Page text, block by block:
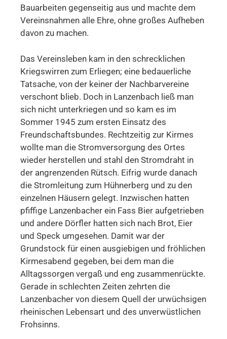
Bauarbeiten gegenseitig aus und machte dem
Vereinsnahmen alle Ehre, ohne großes Aufheben
davon zu machen.
Das Vereinsleben kam in den schrecklichen
Kriegswirren zum Erliegen; eine bedauerliche
Tatsache, von der keiner der Nachbarvereine
verschont blieb. Doch in Lanzenbach ließ man
sich nicht unterkriegen und so kam es im
Sommer 1945 zum ersten Einsatz des
Freundschaftsbundes. Rechtzeitig zur Kirmes
wollte man die Stromversorgung des Ortes
wieder herstellen und stahl den Stromdraht in
der angrenzenden Rütsch. Eifrig wurde danach
die Stromleitung zum Hühnerberg und zu den
einzelnen Häusern gelegt. Inzwischen hatten
pfiffige Lanzenbacher ein Fass Bier aufgetrieben
und andere Dörfler hatten sich nach Brot, Eier
und Speck umgesehen. Damit war der
Grundstock für einen ausgiebigen und fröhlichen
Kirmesabend gegeben, bei dem man die
Alltagssorgen vergaß und eng zusammenrückte.
Gerade in schlechten Zeiten zehrten die
Lanzenbacher von diesem Quell der urwüchsigen
rheinischen Lebensart und des unverwüstlichen
Frohsinns.